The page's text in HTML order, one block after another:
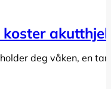
deg våken, en